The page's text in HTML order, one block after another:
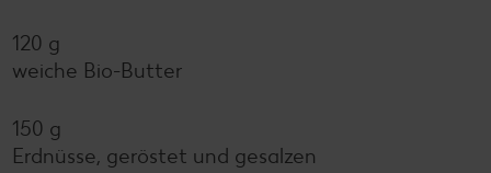
120 g
weiche Bio-Butter
150 g
Erdnüsse, geröstet und gesalzen